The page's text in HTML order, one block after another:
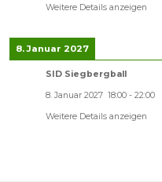
Weitere Details anzeigen
8. Januar 2027
SID Siegbergball
8. Januar 2027 18:00 - 22:00
Weitere Details anzeigen